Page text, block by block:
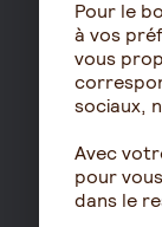
PERIN
PERCOL /
PERO
Contrat de
Rente
Pour le
à vos
vous
sociaux,
Avec
pour
dans le